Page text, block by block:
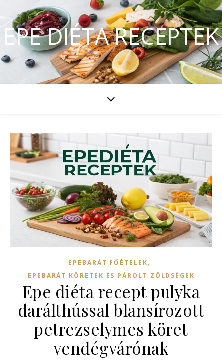
EPE DIÉTA RECEPTEK
EPEBARÁT FŐÉTELEK,
EPEBARÁT KÖRETEK ÉS PÁROLT ZÖLDSÉGEK
Epe diéta recept pulyka
darálthússal blansírozott
petrezselymes köret
vendégvárónak